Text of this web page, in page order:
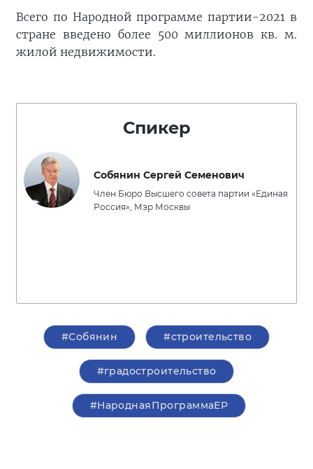
Всего по Народной программе партии-2021 в
стране введено более 500 миллионов кв. м.
жилой недвижимости.
Спикер
Собянин Сергей Семенович
Член Бюро Высшего совета партии «Единая
Россия», Мэр Москвы
#Собянин #строительство
#градостроительство
#НароднаяПрограммаЕР